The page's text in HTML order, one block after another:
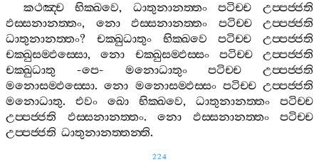
කථඤ‍්ච
භික‍්ඛවෙ, ධාතුනානත‍්තං පටිච‍්ච
උප‍්පජ‍්ජති
ඵස‍්සනානත‍්තං, නො ඵස‍්සනානත‍්තං පටිච‍්ච
උප‍්පජ‍්ජති
ධාතුනානත‍්තං? චක‍්ඛුධාතුං භික‍්ඛවෙ පටිච‍්ච
උප‍්පජ‍්ජති
චක‍්ඛුසම‍්ඵස‍්සො,නො චක‍්ඛුසම‍්ඵස‍්සං පටිච‍්ච
උප‍්පජ‍්ජති
චක‍්ඛුධාතු -පෙ- මනොධාතුං පටිච‍්ච
උප‍්පජ‍්ජති
මනොසම‍්ඵස‍්සො.නො මනොසම‍්ඵස‍්සං පටිච‍්ච උප‍්පජ‍්ජති
මනොධාතු. එවං ඛො භික‍්ඛවෙ, ධාතුනානත‍්තං
පටිච‍්ච
උප‍්පජ‍්ජති
ඵස‍්සනානත‍්තං. නො ඵස‍්සනානත‍්තං
පටිච‍්ච
උප‍්පජ‍්ජති ධාතුනානත‍්තන‍්ති.
224